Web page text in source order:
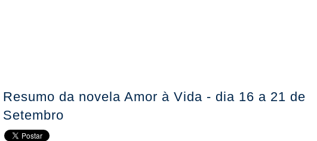
Resumo da novela Amor à Vida - dia 16 a 21 de
Setembro